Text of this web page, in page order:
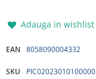
sarcina
Personal
PiC
Adauga in wishlist
EAN 8058090004332
SKU PIC02023010100000